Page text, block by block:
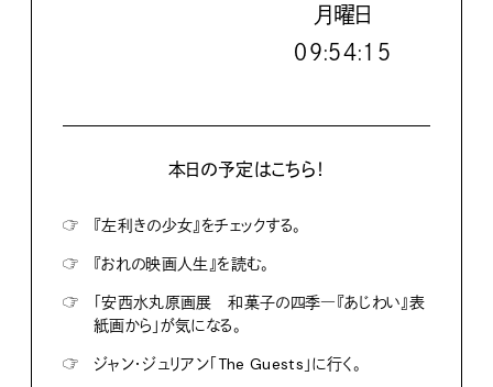
月曜日
０９:５４:１６
本日の予定はこちら！
☞
『左利きの少女』をチェックする。
☞
『おれの映画人生』を読む。
☞
「安西水丸原画展 和菓子の四季―『あじわい』表
紙画から」が気になる。
☞
ジャン・ジュリアン「The Guests」に行く。